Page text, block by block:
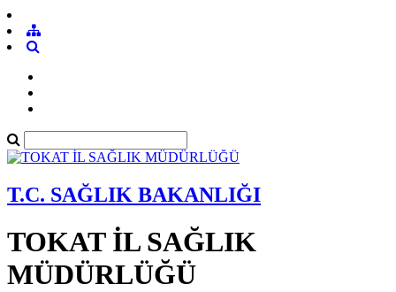
T.C. SAĞLIK BAKANLIĞI
TOKAT İL SAĞLIK
MÜDÜRLÜĞÜ